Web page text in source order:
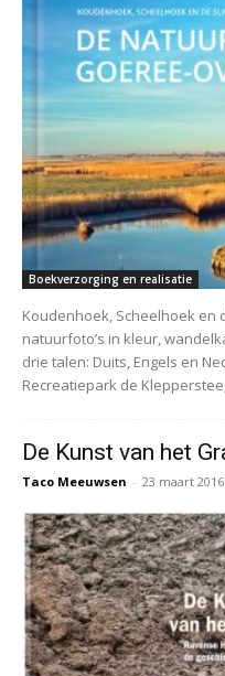
Boekverzorging en realisatie
Koudenhoek, Scheelhoek en
natuurfoto’s in kleur,
drie talen: Duits, Engels en
Recreatiepark de
De Kunst van het
Taco Meeuwsen - 23 maart 2016